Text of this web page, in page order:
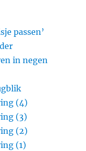
passen’
in negen
(4)
(3)
(2)
(1)